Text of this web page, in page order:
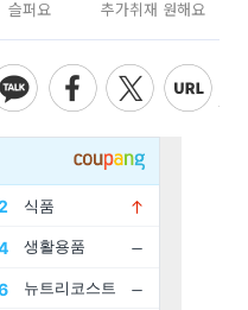
슬퍼요 추가취재 원해요